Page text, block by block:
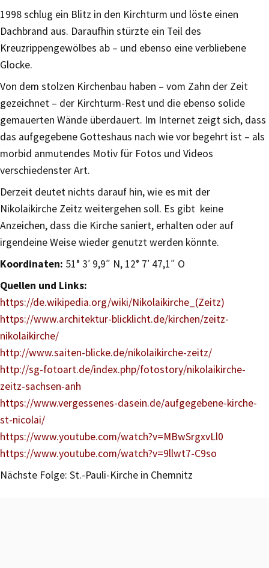
1998 schlug ein Blitz in den Kirchturm und löste einen
Dachbrand aus. Daraufhin stürzte ein Teil des
Kreuzrippengewölbes ab – und ebenso eine verbliebene
Glocke.
Von dem stolzen Kirchenbau haben – vom Zahn der Zeit
gezeichnet – der Kirchturm-Rest und die ebenso solide
gemauerten Wände überdauert. Im Internet zeigt sich, dass
das aufgegebene Gotteshaus nach wie vor begehrt ist – als
morbid anmutendes Motiv für Fotos und Videos
verschiedenster Art.
Derzeit deutet nichts darauf hin, wie es mit der
Nikolaikirche Zeitz weitergehen soll. Es gibt keine
Anzeichen, dass die Kirche saniert, erhalten oder auf
irgendeine Weise wieder genutzt werden könnte.
Koordinaten: 51° 3′ 9,9″ N, 12° 7′ 47,1″ O
Quellen und Links:
https://de.wikipedia.org/wiki/Nikolaikirche_(Zeitz)
https://www.architektur-blicklicht.de/kirchen/zeitz-
nikolaikirche/
http://www.saiten-blicke.de/nikolaikirche-zeitz/
http://sg-fotoart.de/index.php/fotostory/nikolaikirche-
zeitz-sachsen-anh
https://www.vergessenes-dasein.de/aufgegebene-kirche-
st-nicolai/
https://www.youtube.com/watch?v=MBwSrgxvLl0
https://www.youtube.com/watch?v=9llwt7-C9so
Nächste Folge: St.-Pauli-Kirche in Chemnitz